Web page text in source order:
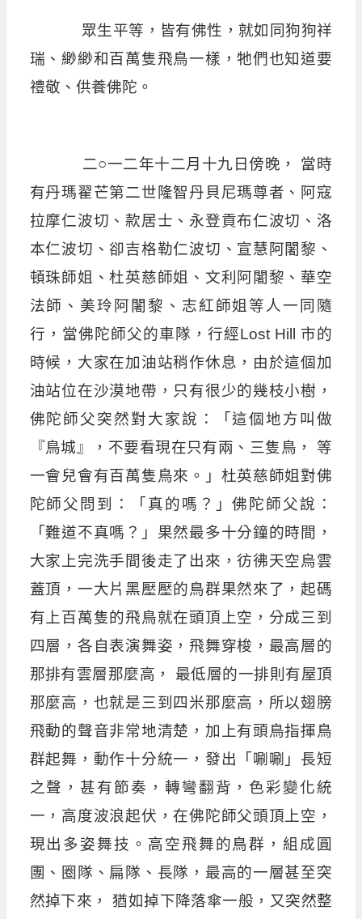
眾生平等，皆有佛性，就如同狗狗祥
瑞、緲緲和百萬隻飛鳥一樣，牠們也知道要
禮敬、供養佛陀。
二○一二年十二月十九日傍晚， 當時
有丹瑪翟芒第二世隆智丹貝尼瑪尊者、阿寇
拉摩仁波切、款居士、永登貢布仁波切、洛
本仁波切、卻吉格勒仁波切、宣慧阿闍黎、
頓珠師姐、杜英慈師姐、文利阿闍黎、華空
法師、美玲阿闍黎、志紅師姐等人一同隨
行，當佛陀師父的車隊，行經Lost Hill 市的
時候，大家在加油站稍作休息，由於這個加
油站位在沙漠地帶，只有很少的幾枝小樹，
佛陀師父突然對大家說：「這個地方叫做
『鳥城』，不要看現在只有兩、三隻鳥， 等
一會兒會有百萬隻鳥來。」杜英慈師姐對佛
陀師父問到：「真的嗎？」佛陀師父說：
「難道不真嗎？」果然最多十分鐘的時間，
大家上完洗手間後走了出來，彷彿天空烏雲
蓋頂，一大片黑壓壓的鳥群果然來了，起碼
有上百萬隻的飛鳥就在頭頂上空，分成三到
四層，各自表演舞姿，飛舞穿梭，最高層的
那排有雲層那麼高， 最低層的一排則有屋頂
那麼高，也就是三到四米那麼高，所以翅膀
飛動的聲音非常地清楚，加上有頭鳥指揮鳥
群起舞，動作十分統一，發出「唰唰」長短
之聲，甚有節奏，轉彎翻背，色彩變化統
一，高度波浪起伏，在佛陀師父頭頂上空，
現出多姿舞技。高空飛舞的鳥群，組成圓
團、圈隊、扁隊、長隊，最高的一層甚至突
然掉下來， 猶如掉下降落傘一般，又突然整